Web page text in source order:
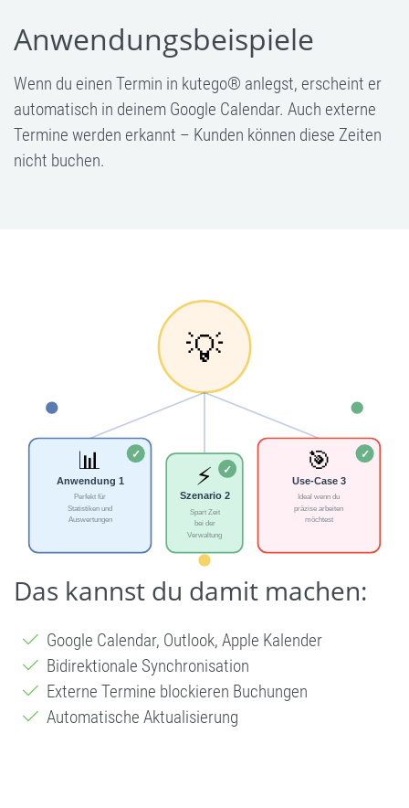
Anwendungsbeispiele
Wenn du einen Termin in kutego® anlegst, erscheint er
automatisch in deinem Google Calendar. Auch externe
Termine werden erkannt – Kunden können diese Zeiten
nicht buchen.
Das kannst du damit machen:
Google Calendar, Outlook, Apple Kalender
Bidirektionale Synchronisation
Externe Termine blockieren Buchungen
Automatische Aktualisierung